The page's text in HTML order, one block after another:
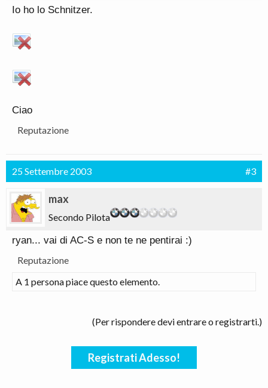
Io ho lo Schnitzer.
Ciao
Reputazione
25 Settembre 2003 #3
max
Secondo Pilota
ryan... vai di AC-S e non te ne pentirai :)
Reputazione
A 1 persona piace questo elemento.
(Per rispondere devi entrare o registrarti.)
Registrati Adesso!